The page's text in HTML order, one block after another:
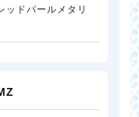
ッドパールメタリ